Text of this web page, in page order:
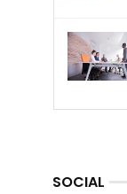
SOCIAL